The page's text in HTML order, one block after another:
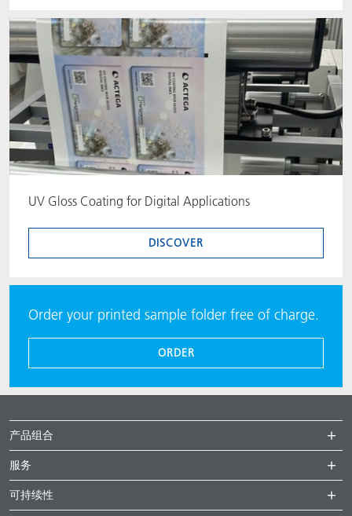
UV Gloss Coating for Digital Applications
DISCOVER
Order your printed sample folder free of charge.
ORDER
产品组合
服务
可持续性